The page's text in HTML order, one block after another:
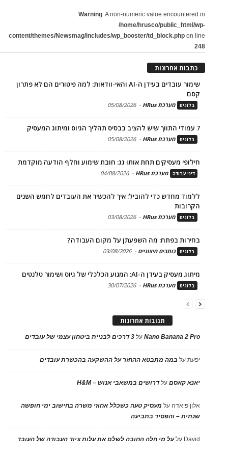
Warning: A non-numeric value encountered in
/home/hrusco/public_html/wp-
content/themes/Newsmag/includes/wp_booster/td_block.php on line
248
כתבות אחרונות
שימור עובדים בעידן ה-AI והאי-וודאות: למה פיטורים הם לא פתרון
קסם
בלוגים מערכת HRus -
05/08/2026
7 עמודי התווך שיש להציב בבסיס תהליך הגיוס ומיתוג המעסיק
בלוגים מערכת HRus -
05/08/2026
חילופי מעסיקים תחת אותו גג: חובת שימוע וחלף הודעה מוקדמת
דיני עבודה מערכת HRus -
04/08/2026
ללמוד מחדש כדי להוביל: איך להכשיר את העובדים לחמש השנים
הקרובות
בלוגים מערכת HRus -
03/08/2026
בחירות בפתח: מה השפעתן על מקום העבודה?
בלוגים כותבים חיצוניים -
03/08/2026
מיתוג מעסיק בעידן ה-AI: המנוע הכלכלי של גיוס ושימור טלנטים
בלוגים מערכת HRus -
30/07/2026
תגובות אחרונות
Nano Banana 2 Proעל 3 דרכים לבניית ביטחון עצמי של עובדים
יפעתעל במה מתבטא ההחזר על ההשקעה בהכשרת עובדים
יאנא קאסםעלדרושים במשאבי אנוש – H&M
אלון פיאדה על מעסיק טעה כשכלל אחוזי משרה בחישוב ימי חופשה
שנתית – והפסיד בתביעה
David עלעל מי חלה החובה לשלם את עלות ציוד העבודה של העובד